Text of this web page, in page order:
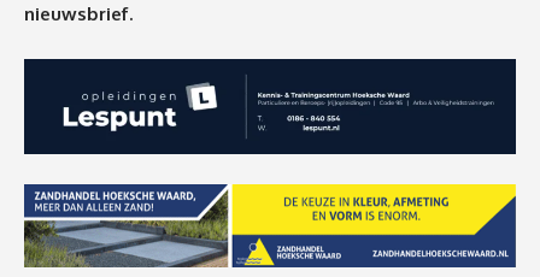
nieuwsbrief.